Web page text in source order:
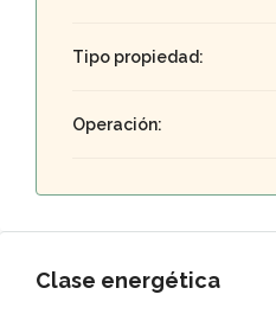
Tipo propiedad:
Operación:
Clase energética